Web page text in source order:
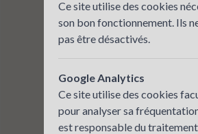
Ce site utilise des cookies
son bon fonctionnement. Ils
pas être désactivés.
Google Analytics
Ce site utilise des cookies
pour analyser sa
est responsable du